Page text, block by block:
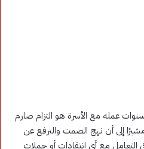
عمله مع الأسرة هو التزام صارم
مشيرًا إلى أن نهج الصمت والترفع عن
التعامل مع أي انتقادات أو حملات